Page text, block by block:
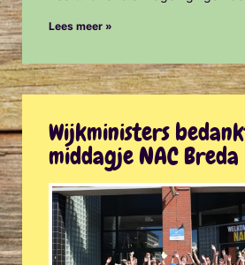
Lees meer »
Wijkministers
middagje NAC Breda